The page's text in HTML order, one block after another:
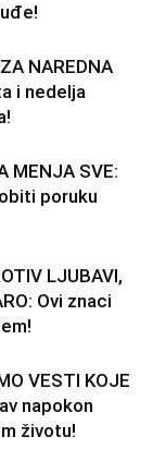
NAREDNA
i nedelja
MENJA SVE:
poruku
LJUBAVI,
Ovi znaci
VESTI KOJE
napokon
životu!